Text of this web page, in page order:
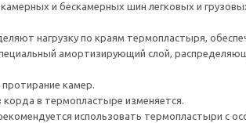
и бескамерных шин легковых и
нагрузку по краям термопластыря,
амортизирующий слой,
камер.
корда в термопластыре изменяется.
использовать термопластыри с